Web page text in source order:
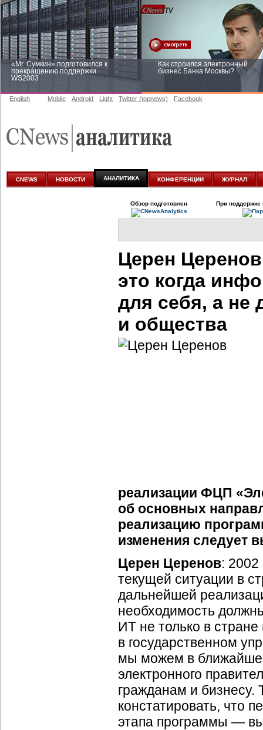
«Mr. Сумкин» подготовился к
прекращению поддержки
WS2003
Как строился электронный
бизнес Банка Москвы?
аналитике
English Mobile Android Light Twitter (topnews) Facebook
CNEWS НОВОСТИ АНАЛИТИКА КОНФЕРЕНЦИИ ЖУРНАЛ
Обзор подготовлен При поддержке
Церен
это когда
для себя, а не
и общества
реализации ФЦП
об основных
реализацию
изменения следует
Церен Церенов:
текущей ситуации в
дальнейшей
необходимость
ИТ не только в
в государственном
мы можем в
электронного
гражданам и бизнесу.
констатировать, что
этапа программы —